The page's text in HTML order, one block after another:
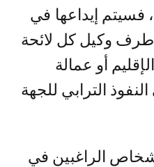
فسيتم إيداعها في
وكيل كل لائحة
أو عمالة
الترابي للجهة
الراغبين في